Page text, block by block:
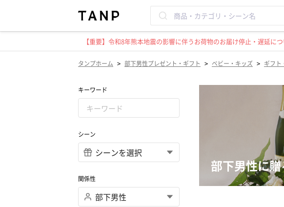
【重要】令和8年熊本地震の影響に伴うお荷物のお届け停止・遅延につ
タンプホーム > 部下男性プレゼント・ギフト > ベビー・キッズ > ギフト
キーワード
シーン
関係性
部下男性に